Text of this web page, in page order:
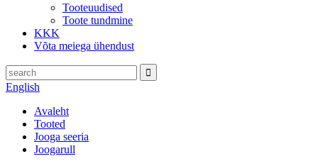
Tooteuudised
Toote tundmine
KKK
Võta meiega ühendust
English
Avaleht
Tooted
Jooga seeria
Joogarull